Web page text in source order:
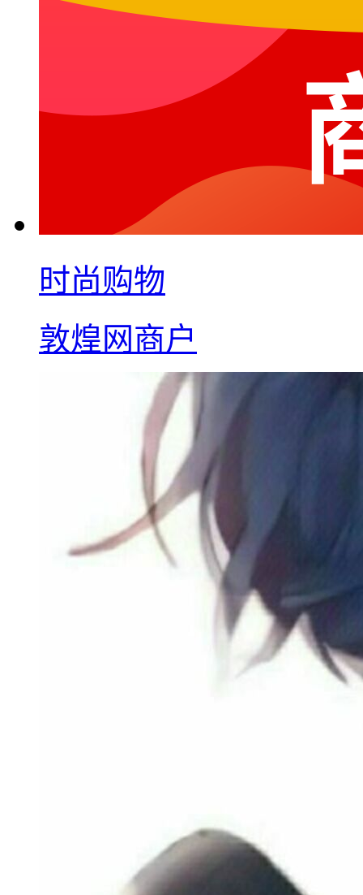
时尚购物
敦煌网商户